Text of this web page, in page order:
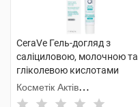
CeraVe Гель-догляд з
саліциловою, молочною та
гліколевою кислотами
проти недосконалостей
шкіри обличчя 40 мл 1 туба
Косметік Актів
Інтернаціональ